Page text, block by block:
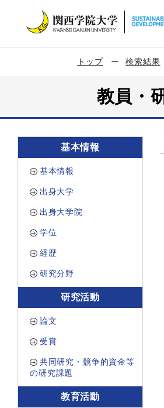
トップ 検索結果
教員・
基本情報
基本情報
出身大学
出身大学院
学位
経歴
研究分野
研究活動
論文
受賞
共同研究・競争的資金等
の研究課題
教育活動